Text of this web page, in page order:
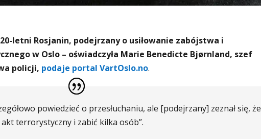
letni Rosjanin, podejrzany o usiłowanie zabójstwa i
w Oslo – oświadczyła Marie Benedicte Bjørnland, szef
policji, podaje portal VartOslo.no.
powiedzieć o przesłuchaniu, ale [podejrzany] zeznał się, że
akt terrorystyczny i zabić kilka osób”.